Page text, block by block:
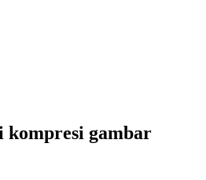
kompresi gambar